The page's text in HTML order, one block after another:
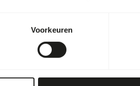
Voorkeuren